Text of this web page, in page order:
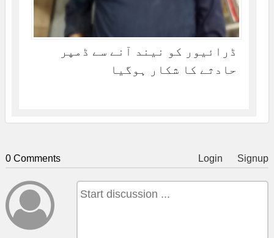
ڈرائیور کو نیند آنے سے ڈمپر
حادثے کا شکار ہوگیا
0 Comments Login Signup